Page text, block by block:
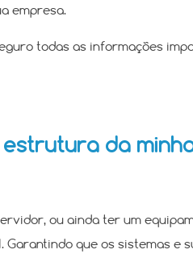
empresa.
todas as informações
da
ou ainda ter um
que os sistemas e